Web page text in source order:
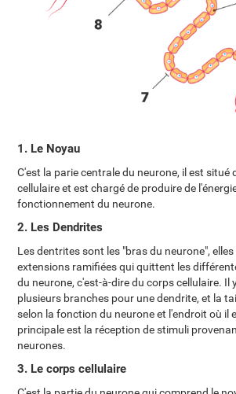
1. Le Noyau
C'est la parie centrale du neurone, il est situé
cellulaire et est chargé de produire de
fonctionnement du neurone.
2. Les Dendrites
Les dentrites sont les "bras du neurone",
extensions ramifiées qui quittent les
du neurone, c'est-à-dire du corps cellulaire. Il
plusieurs branches pour une dendrite, et la
selon la fonction du neurone et l'endroit où il
principale est la réception de stimuli
neurones.
3. Le corps cellulaire